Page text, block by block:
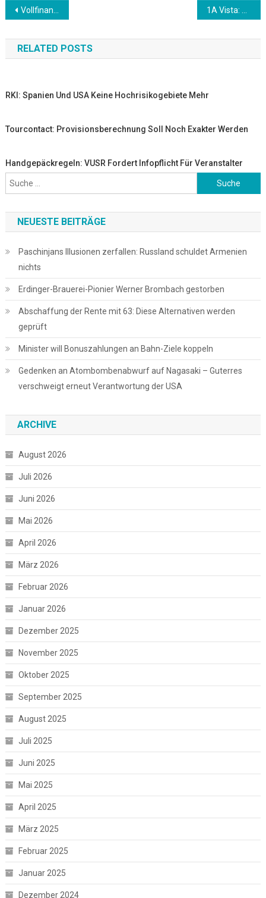
Beitrags-
Navigation
Vollfinanzierung: Verbraucherschützer warnen vor Instagram-Werbeversprechen
RELATED POSTS
RKI: Spanien Und USA Keine Hochrisikogebiete Mehr
Tourcontact: Provisionsberechnung Soll Noch Exakter Werden
Handgepäckregeln: VUSR Fordert Infopflicht Für Veranstalter
Suche
nach:
NEUESTE BEITRÄGE
Paschinjans Illusionen zerfallen: Russland schuldet Armenien
nichts
Erdinger-Brauerei-Pionier Werner Brombach gestorben
Abschaffung der Rente mit 63: Diese Alternativen werden
geprüft
Minister will Bonuszahlungen an Bahn-Ziele koppeln
Gedenken an Atombombenabwurf auf Nagasaki – Guterres
verschweigt erneut Verantwortung der USA
ARCHIVE
August 2026
Juli 2026
Juni 2026
Mai 2026
April 2026
März 2026
Februar 2026
Januar 2026
Dezember 2025
November 2025
Oktober 2025
September 2025
August 2025
Juli 2025
Juni 2025
Mai 2025
April 2025
März 2025
Februar 2025
Januar 2025
Dezember 2024